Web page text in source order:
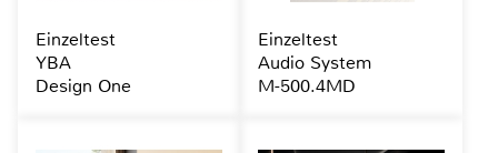
Einzeltest
YBA
Design One
Einzeltest
Audio System
M-500.4MD